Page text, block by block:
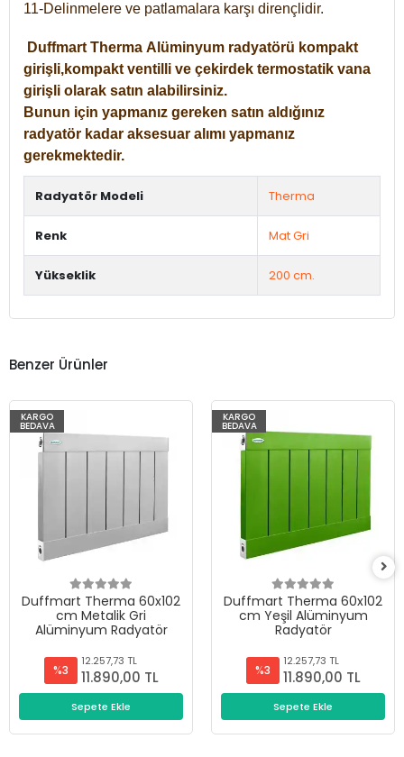
11-Delinmelere ve patlamalara karşı dirençlidir.
Duffmart Therma Alüminyum radyatörü kompakt
girişli,kompakt ventilli ve çekirdek termostatik vana
girişli olarak satın alabilirsiniz.
Bunun için yapmanız gereken satın aldığınız
radyatör kadar aksesuar alımı yapmanız
gerekmektedir.
Radyatör Modeli Therma
Renk Mat Gri
Yükseklik 200 cm.
Benzer Ürünler
KARGO
BEDAVA
Duffmart Therma 60x102
cm Metalik Gri
Alüminyum Radyatör
%3
12.257,73 TL
11.890,00 TL
Sepete Ekle
KARGO
BEDAVA
Duffmart Therma 60x102
cm Yeşil Alüminyum
Radyatör
%3
12.257,73 TL
11.890,00 TL
Sepete Ekle